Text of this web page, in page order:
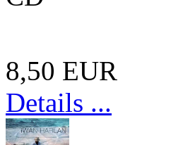
8,50 EUR
Details ...